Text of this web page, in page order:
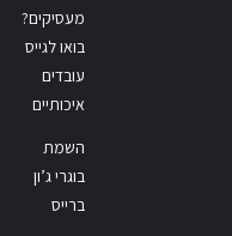
מעסיקים?
בואו לגייס
עובדים
איכותיים
השמת
בוגרי ג’ון
ברייס